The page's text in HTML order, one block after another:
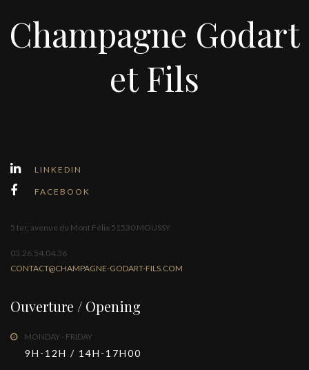
Champagne Godart
et Fils
LINKEDIN
FACEBOOK
5 ter, avenue du Mont Félix 51530 MOUSSY
03.26.54.04.36
CONTACT@CHAMPAGNE-GODART-FILS.COM
Ouverture / Opening
MONDAY - FRIDAY
9H-12H / 14H-17H00